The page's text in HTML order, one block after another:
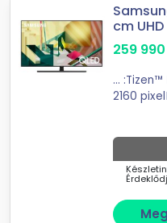
cm
259 990
...
2160
Processor